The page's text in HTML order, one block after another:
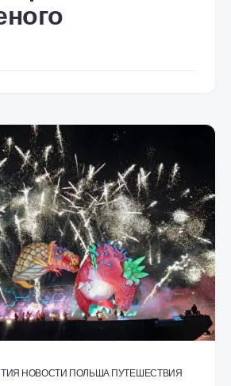
НОВОСТИ ПОЛЬША ПУТЕШЕСТВИЯ